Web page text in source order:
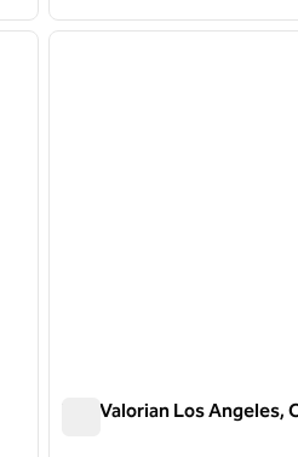
imaginea următoare
1 din 12
The Valorian Los